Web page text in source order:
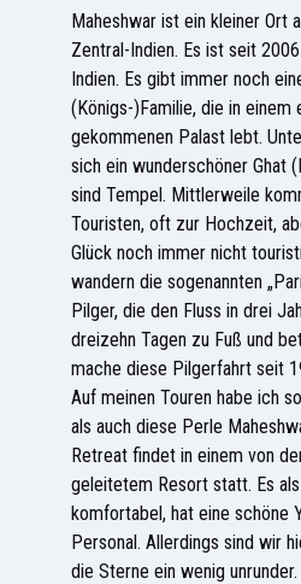
Maheshwar ist ein kleiner Ort
Zentral-Indien. Es ist seit
Indien. Es gibt immer noch
(Königs-)Familie, die in einem
gekommenen Palast lebt.
sich ein wunderschöner Ghat
sind Tempel. Mittlerweile
Touristen, oft zur Hochzeit,
Glück noch immer nicht
wandern die sogenannten
Pilger, die den Fluss in drei
dreizehn Tagen zu Fuß und
mache diese Pilgerfahrt seit
Auf meinen Touren habe ich
als auch diese Perle
Retreat findet in einem von
geleitetem Resort statt. Es
komfortabel, hat eine schöne
Personal. Allerdings sind wir
die Sterne ein wenig